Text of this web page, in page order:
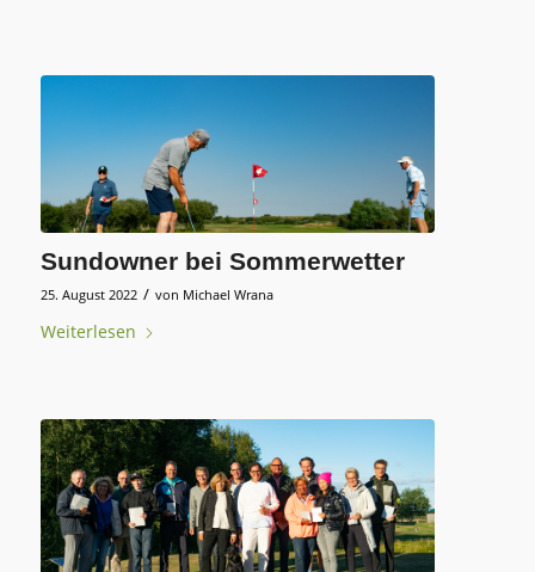
Sundowner bei Sommerwetter
25. August 2022 / von Michael Wrana
Weiterlesen